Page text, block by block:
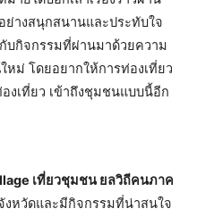
ย่างสนุกสนานและประทับใจ
กิจกรรมที่ผ่านมาด้วยความ
ม่ โดยอยากให้การท่องเที่ยว
งเที่ยว เข้าถึงชุมชนแบบนี้อีก
เที่ยวชุมชน ยลวิถีคนภาค
หวัดและมีกิจกรรมที่น่าสนใจ